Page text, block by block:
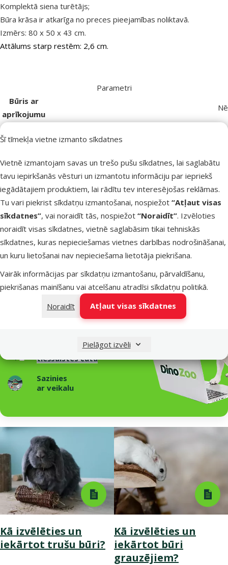
Šī tīmekļa vietne izmanto sīkdatnes
Vietnē izmantojam savas un trešo pušu sīkdatnes, lai saglabātu
tavu iepirkšanās vēsturi un izmantotu informāciju par iepriekš
iegādātajiem produktiem, lai rādītu tev interesējošas reklāmas.
Tu vari piekrist sīkdatņu izmantošanai, nospiežot “Atļaut visas
sīkdatnes”, vai noraidīt tās, nospiežot “Noraidīt”. Izvēloties
noraidīt visas sīkdatnes, vietnē saglabāsim tikai tehniskās
sīkdatnes, kuras nepieciešamas vietnes darbības nodrošināšanai,
un kuru lietošanai nav nepieciešama lietotāja piekrišana.
Vairāk informācijas par sīkdatņu izmantošanu, pārvaldīšanu,
piekrišanas mainīšanu vai atcelšanu atradīsi sīkdatņu politikā.
Noraidīt
Atļaut visas sīkdatnes
Pielāgot izvēli
Komplektā siena turētājs;
Būra krāsa ir atkarīga no preces pieejamības noliktavā.
Izmērs: 80 x 50 x 43 cm.
Attālums starp restēm: 2,6 cm.
Parametri
Būris ar
aprīkojumu
Nē
Plastmasa
Krāsa
Grauzējs
Jūrascūciņas mazulis, Trušu mazulis
Garums
80 cm
Augstums
43 cm
Zīmols
Savic
Numurs
katalogā
EAN
5411388522308
Raksti un padomi
Nepieciešama palīdzība?
Sazinies ar mums, mēs palīdzēsim!
Zvani – 26 100 502
tiešsaistes čatā
Sazinies
ar veikalu
Kā izvēlēties un
iekārtot trušu būri?
Kā izvēlēties un
iekārtot būri
grauzējiem?